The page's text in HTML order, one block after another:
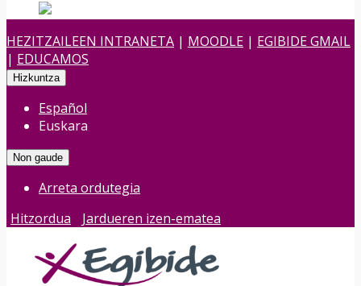
HEZITZAILEEN INTRANETA | MOODLE | EGIBIDE GMAIL
| EDUCAMOS
Hizkuntza
Español
Euskara
Non gaude
Arreta ordutegia
Hitzordua
Jardueren izen-ematea